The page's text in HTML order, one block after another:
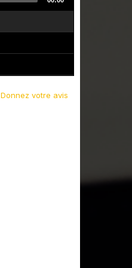
Donnez votre avis